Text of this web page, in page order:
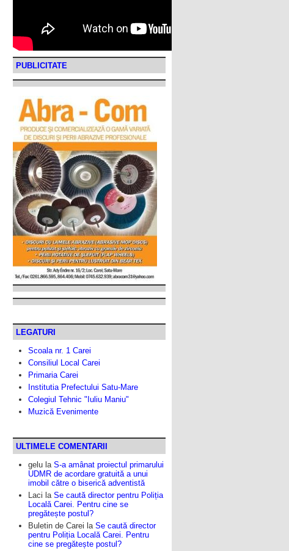
PUBLICITATE
LEGATURI
Scoala nr. 1 Carei
Consiliul Local Carei
Primaria Carei
Institutia Prefectului Satu-Mare
Colegiul Tehnic "Iuliu Maniu"
Muzică Evenimente
ULTIMELE COMENTARII
gelu la S-a amânat proiectul primarului
UDMR de acordare gratuită a unui
imobil către o biserică adventistă
Laci la Se caută director pentru Poliția
Locală Carei. Pentru cine se
pregătește postul?
Buletin de Carei la Se caută director
pentru Poliția Locală Carei. Pentru
cine se pregătește postul?